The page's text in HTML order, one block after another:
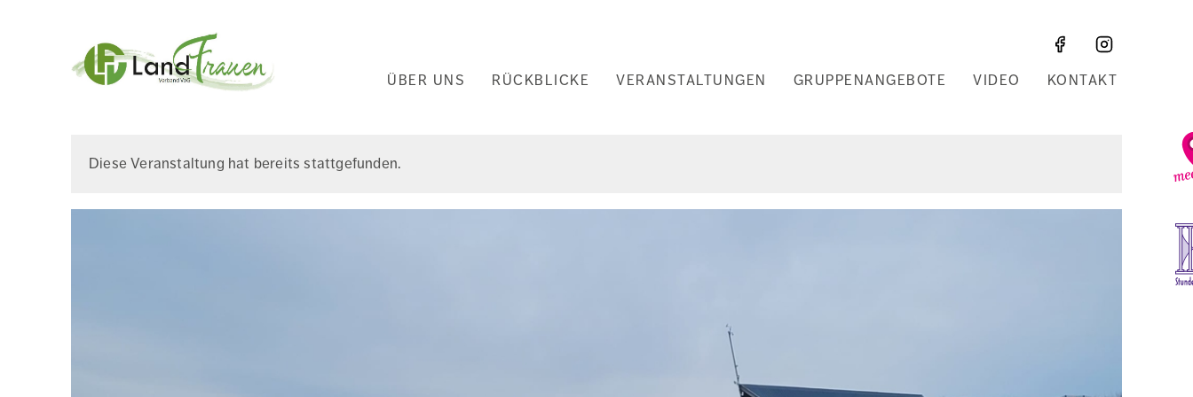
Ostbelgien
Hauptnavigation
ÜBER UNS RÜCKBLICKE VERANSTALTUNGEN GRUPPENANGEBOTE VIDEO KONTAKT
Diese Veranstaltung hat bereits stattgefunden.